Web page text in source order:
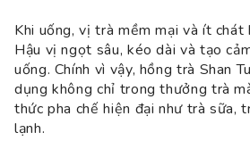
Khi uống, vị trà mềm mại và ít
Hậu vị ngọt sâu, kéo dài và tạo
uống. Chính vì vậy, hồng trà Shan
dụng không chỉ trong thưởng trà
thức pha chế hiện đại như trà sữa,
lạnh.